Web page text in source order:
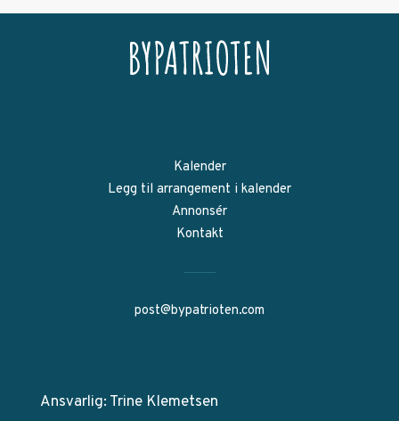
Kalender
Legg til arrangement i kalender
Annonsér
Kontakt
post@bypatrioten.com
Ansvarlig: Trine Klemetsen